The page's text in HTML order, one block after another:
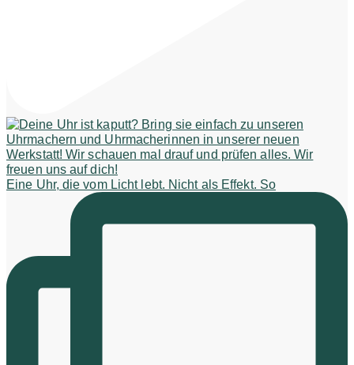
Eine Uhr, die vom Licht lebt. Nicht als Effekt. So